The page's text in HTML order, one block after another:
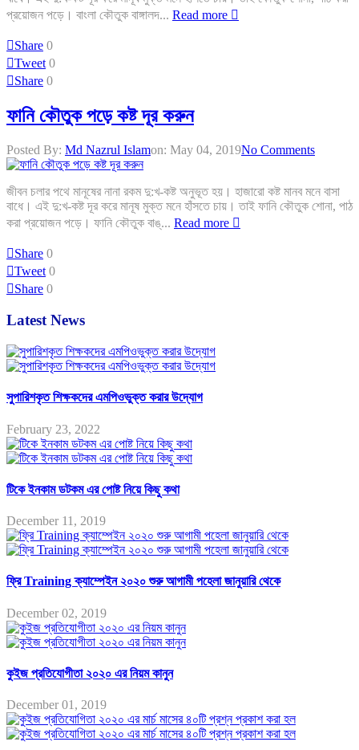
প্রয়োজন পড়ে। বাংলা কৌতুক বাঙ্গালদ... Read more
Share 0
Tweet 0
Share 0
ফানি কৌতুক পড়ে কষ্ট দূর করুন
Posted By: Md Nazrul Islamon: May 04, 2019No Comments
জীবন চলার পথে মানূষের নানা রকম দু:খ-কষ্ট অনুভূত হয়। হাজারো কষ্ট মানব মনে বাসা
বাধে। এই দু:খ-কষ্ট দূর করে মানূষ মুক্ত মনে হাঁসতে চায়। তাই ফানি কৌতুক শোনা, পাঠ
করা প্রয়োজন পড়ে। ফানি কৌতুক বাঙ্... Read more
Share 0
Tweet 0
Share 0
Latest News
সুপারিশকৃত শিক্ষকদের এমপিওভুক্ত করার উদ্যোগ
February 23, 2022
টিকে ইনকাম ডটকম এর পোষ্ট নিয়ে কিছু কথা
December 11, 2019
ফ্রি Training ক্যাম্পেইন ২০২০ শুরু আগামী পহেলা জানুয়ারি থেকে
December 02, 2019
কুইজ প্রতিযোগীতা ২০২০ এর নিয়ম কানুন
December 01, 2019